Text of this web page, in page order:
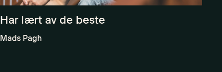
Har lært av de beste
Mads Pagh